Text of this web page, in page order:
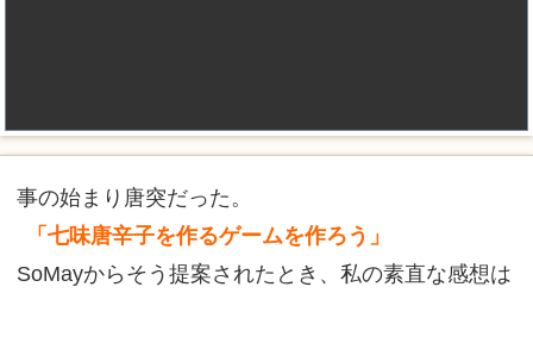
事の始まり唐突だった。
「七味唐辛子を作るゲームを作ろう」
SoMayからそう提案されたとき、私の素直な感想は